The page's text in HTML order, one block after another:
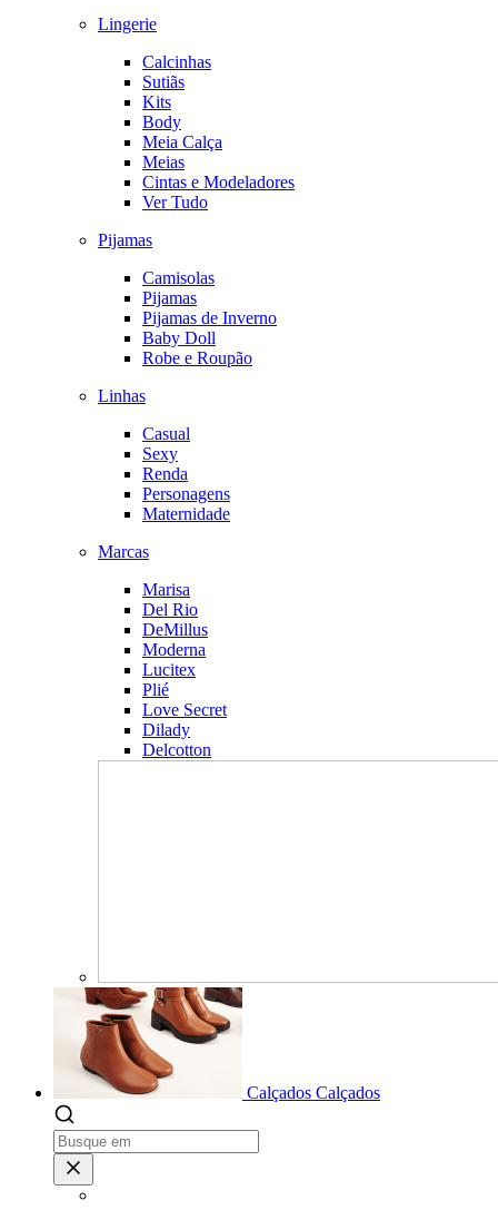
Lingerie
Calcinhas
Sutiãs
Kits
Body
Meia Calça
Meias
Cintas e Modeladores
Ver Tudo
Pijamas
Camisolas
Pijamas
Pijamas de Inverno
Baby Doll
Robe e Roupão
Linhas
Casual
Sexy
Renda
Personagens
Maternidade
Marcas
Marisa
Del Rio
DeMillus
Moderna
Lucitex
Plié
Love Secret
Dilady
Delcotton
Calçados Calçados